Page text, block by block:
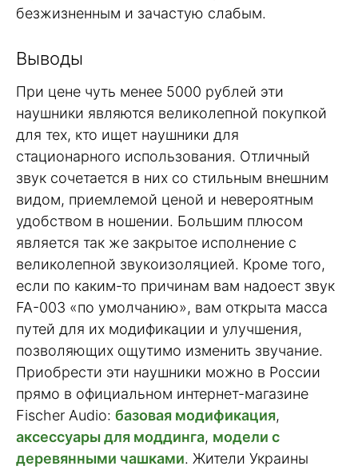
безжизненным и зачастую слабым.
Выводы
При цене чуть менее 5000 рублей эти
наушники являются великолепной покупкой
для тех, кто ищет наушники для
стационарного использования. Отличный
звук сочетается в них со стильным внешним
видом, приемлемой ценой и невероятным
удобством в ношении. Большим плюсом
является так же закрытое исполнение с
великолепной звукоизоляцией. Кроме того,
если по каким-то причинам вам надоест звук
FA-003 «по умолчанию», вам открыта масса
путей для их модификации и улучшения,
позволяющих ощутимо изменить звучание.
Приобрести эти наушники можно в России
прямо в официальном интернет-магазине
Fischer Audio: базовая модификация,
аксессуары для моддинга, модели с
деревянными чашками. Жители Украины